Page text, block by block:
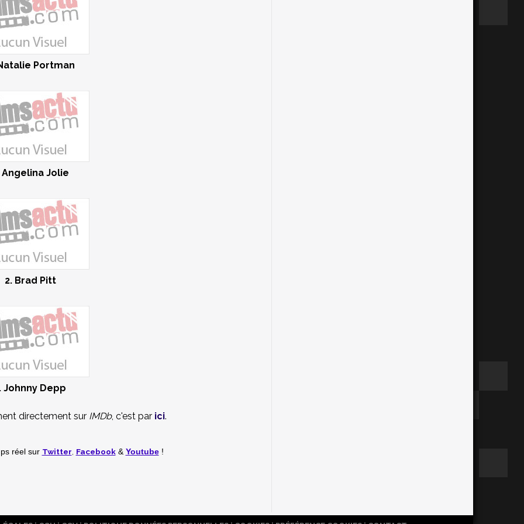
Portman
Angelina Jolie
2. Brad Pitt
Johnny Depp
directement sur IMDb, c'est par ici.
réel sur Twitter Facebook& Youtube!